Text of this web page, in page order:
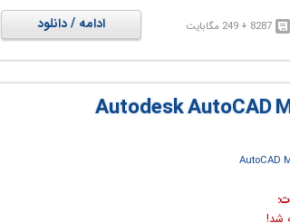
افزار سریعاً به بهترین و دقیق‌ترین شکل طرح تأسیسات را به
8287 + 249 مگابایت ادامه / دانلود
AutoCAD